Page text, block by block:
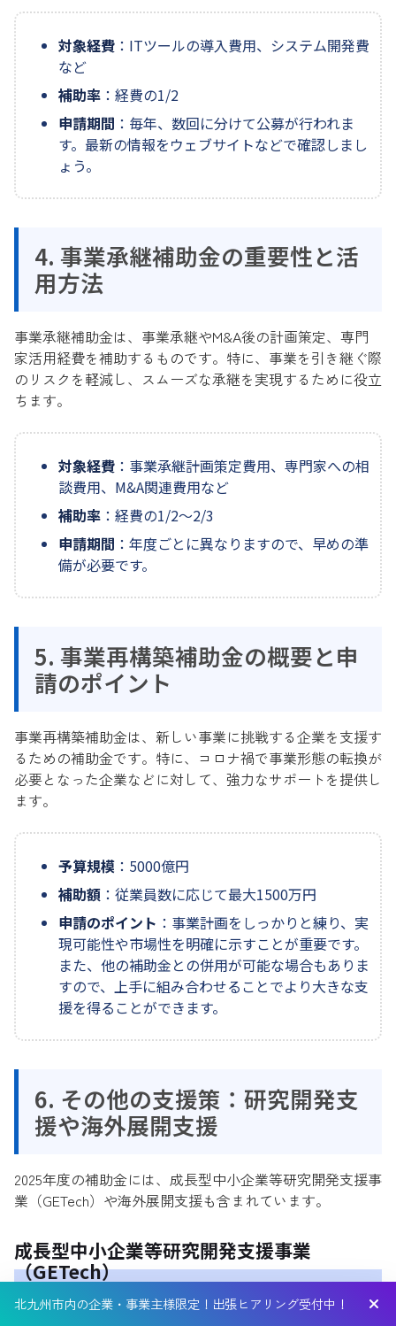
北九州市内の企業・事業主様限定！出張ヒアリング受付中！
対象経費 ：ITツールの導入費用、システム開発費
など
補助率 ：経費の1/2
申請期間 ：毎年、数回に分けて公募が行われま
す。最新の情報をウェブサイトなどで確認しまし
ょう。
4. 事業承継補助金の重要性と活
用方法
事業承継補助金は、事業承継やM&A後の計画策定、専門
家活用経費を補助するものです。特に、事業を引き継ぐ際
のリスクを軽減し、スムーズな承継を実現するために役立
ちます。
対象経費 ：事業承継計画策定費用、専門家への相
談費用、M&A関連費用など
補助率 ：経費の1/2〜2/3
申請期間 ：年度ごとに異なりますので、早めの準
備が必要です。
5. 事業再構築補助金の概要と申
請のポイント
事業再構築補助金は、新しい事業に挑戦する企業を支援す
るための補助金です。特に、コロナ禍で事業形態の転換が
必要となった企業などに対して、強力なサポートを提供し
ます。
予算規模 ：5000億円
補助額 ：従業員数に応じて最大1500万円
申請のポイント ：事業計画をしっかりと練り、実
現可能性や市場性を明確に示すことが重要です。
また、他の補助金との併用が可能な場合もありま
すので、上手に組み合わせることでより大きな支
援を得ることができます。
6. その他の支援策：研究開発支
援や海外展開支援
2025年度の補助金には、成長型中小企業等研究開発支援事
業（GETech）や海外展開支援も含まれています。
成長型中小企業等研究開発支援事業
（GETech）
この補助金は、技術革新や新製品の開発を目指す中小企業